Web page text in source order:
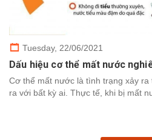
Tuesday, 22/06/2021
Cơ thể mất nước là tình trạng xảy
ra với bất kỳ ai. Thực tế, khi bị mất